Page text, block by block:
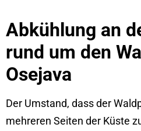
Abkühlung an
rund um den
Osejava
Der Umstand, dass der
mehreren Seiten der Küste